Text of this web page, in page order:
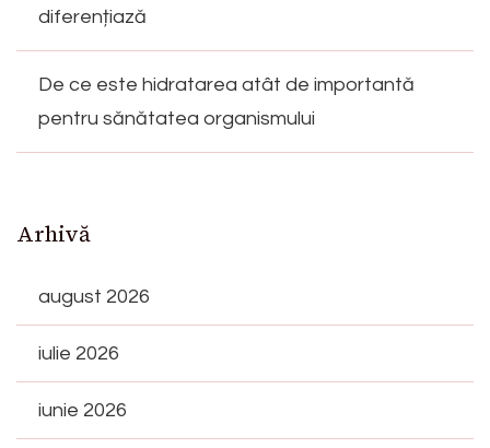
diferențiază
De ce este hidratarea atât de importantă
pentru sănătatea organismului
Arhivă
august 2026
iulie 2026
iunie 2026